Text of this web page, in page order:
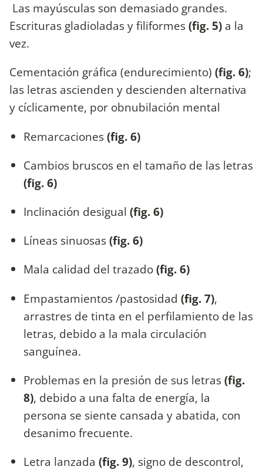
Las mayúsculas son demasiado grandes.
Escrituras gladioladas y filiformes(fig. 5) a la
vez.
Cementación gráfica (endurecimiento) (fig. 6);
las letras ascienden y descienden alternativa
y cíclicamente, por obnubilación mental
Remarcaciones(fig. 6)
Cambios bruscos en el tamaño de las letras
(fig. 6)
Inclinación desigual (fig. 6)
Líneas sinuosas(fig. 6)
Mala calidad del trazado(fig. 6)
Empastamientos /pastosidad (fig. 7),
arrastres de tinta en el perfilamiento de las
letras, debido a la mala circulación
sanguínea.
Problemas en la presión de sus letras(fig.
8), debido a una falta de energía, la
persona se siente cansada y abatida, con
desanimo frecuente.
Letra lanzada (fig. 9), signo de descontrol,